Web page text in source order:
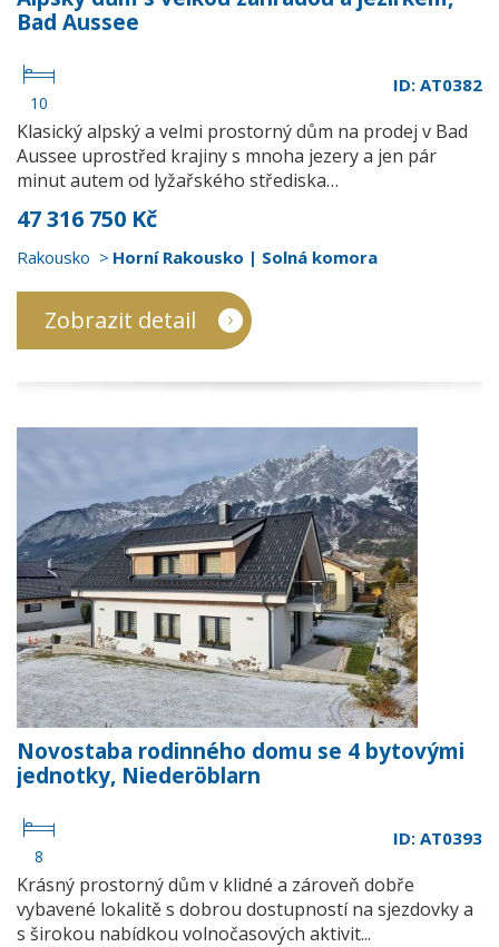
Bad Aussee
10
ID: AT0382
Klasický alpský a velmi prostorný dům na prodej v Bad
Aussee uprostřed krajiny s mnoha jezery a jen pár
minut autem od lyžařského střediska…
47 316 750 Kč
Rakousko Horní Rakousko | Solná komora
Zobrazit detail
Novostaba rodinného domu se 4 bytovými
jednotky, Niederöblarn
8
ID: AT0393
Krásný prostorný dům v klidné a zároveň dobře
vybavené lokalitě s dobrou dostupností na sjezdovky a
s širokou nabídkou volnočasových aktivit...